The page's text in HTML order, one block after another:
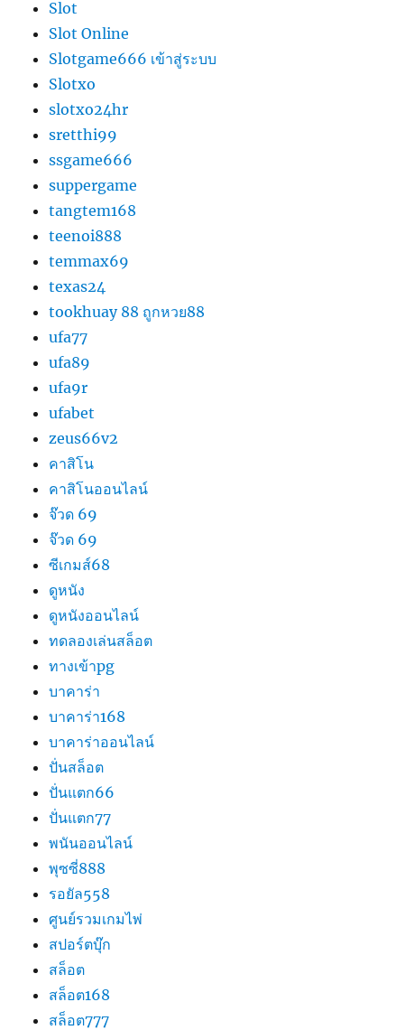
Slot
Slot Online
Slotgame666 เข้าสู่ระบบ
Slotxo
slotxo24hr
sretthi99
ssgame666
suppergame
tangtem168
teenoi888
temmax69
texas24
tookhuay 88 ถูกหวย88
ufa77
ufa89
ufa9r
ufabet
zeus66v2
คาสิโน
คาสิโนออนไลน์
จ๊วด 69
จ๊วด 69
ซีเกมส์68
ดูหนัง
ดูหนังออนไลน์
ทดลองเล่นสล็อต
ทางเข้าpg
บาคาร่า
บาคาร่า168
บาคาร่าออนไลน์
ปั่นสล็อต
ปั่นแตก66
ปั่นแตก77
พนันออนไลน์
พุซซี่888
รอยัล558
ศูนย์รวมเกมไพ่
สปอร์ตบุ๊ก
สล็อต
สล็อต168
สล็อต777